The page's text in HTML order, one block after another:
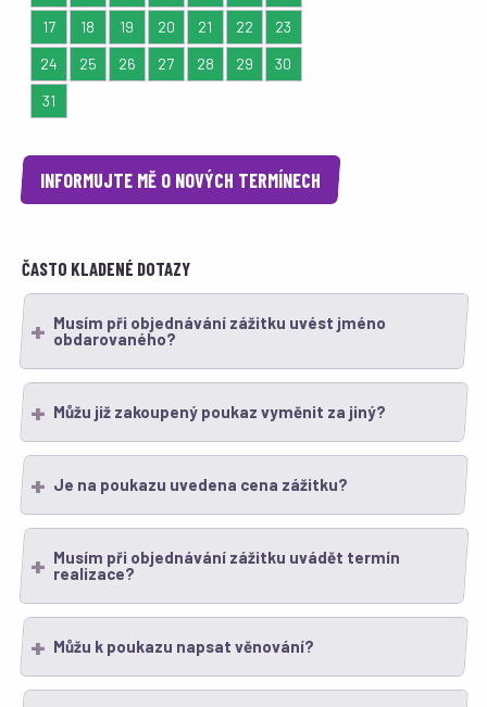
17
18 19 20 21 22
23
24
25 26 27 28 29
30
31
INFORMUJTE MĚ O NOVÝCH TERMÍNECH
ČASTO KLADENÉ DOTAZY
Musím při objednávání zážitku uvést jméno
obdarovaného?
Můžu již zakoupený poukaz vyměnit za jiný?
Je na poukazu uvedena cena zážitku?
Musím při objednávání zážitku uvádět termín
realizace?
Můžu k poukazu napsat věnování?